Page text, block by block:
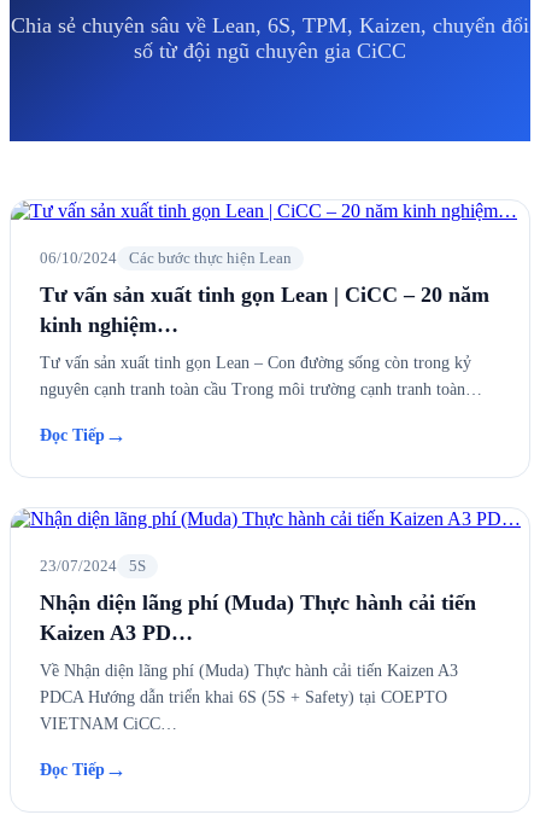
Chia sẻ chuyên sâu về Lean, 6S, TPM, Kaizen, chuyển đổi
số từ đội ngũ chuyên gia CiCC
06/10/2024 Các bước thực hiện Lean
Tư vấn sản xuất tinh gọn Lean | CiCC – 20 năm
kinh nghiệm…
Tư vấn sản xuất tinh gọn Lean – Con đường sống còn trong kỷ
nguyên cạnh tranh toàn cầu Trong môi trường cạnh tranh toàn…
Đọc Tiếp →
23/07/2024 5S
Nhận diện lãng phí (Muda) Thực hành cải tiến
Kaizen A3 PD…
Về Nhận diện lãng phí (Muda) Thực hành cải tiến Kaizen A3
PDCA Hướng dẫn triển khai 6S (5S + Safety) tại COEPTO
VIETNAM CiCC…
Đọc Tiếp →